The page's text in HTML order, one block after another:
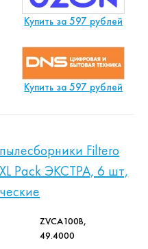
Купить за 597 рублей
Купить за 597 рублей
Filtero
Pack ЭКСТРА, 6 шт,
ZVCA100B,
49.4000